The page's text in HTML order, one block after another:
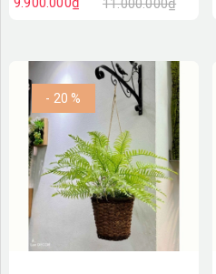
Leo Ấn Tượng11.000.000₫
- 20 %